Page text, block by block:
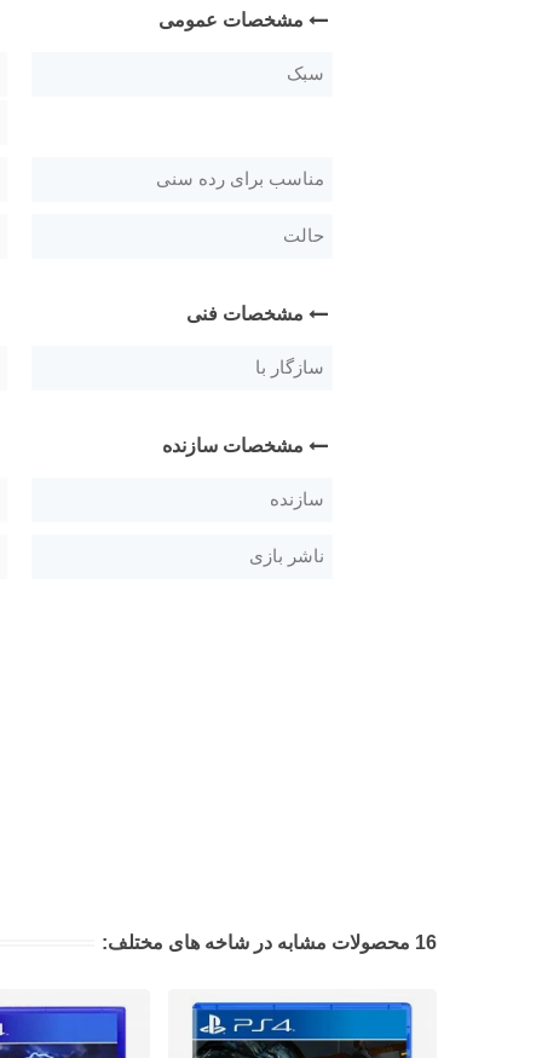
مشخصات عمومی
سبک
مناسب برای رده سنی
حالت
مشخصات فنی
سازگار با
مشخصات سازنده
سازنده
ناشر بازی
16 محصولات مشابه در شاخه های مختلف: